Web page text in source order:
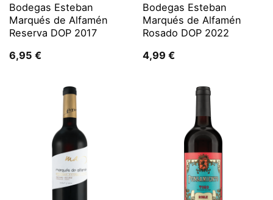
Bodegas Esteban
Marqués de Alfamén
Reserva DOP 2017
6,95 €
Bodegas Esteban
Marqués de Alfamén
Rosado DOP 2022
4,99 €